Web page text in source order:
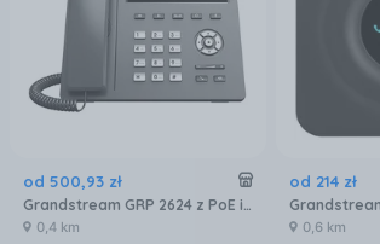
od 500,93 zł
Grandstream GRP 2624 z PoE i zasilaczem, 8-liniowy
0,4 km
od 214 zł
0,6 km